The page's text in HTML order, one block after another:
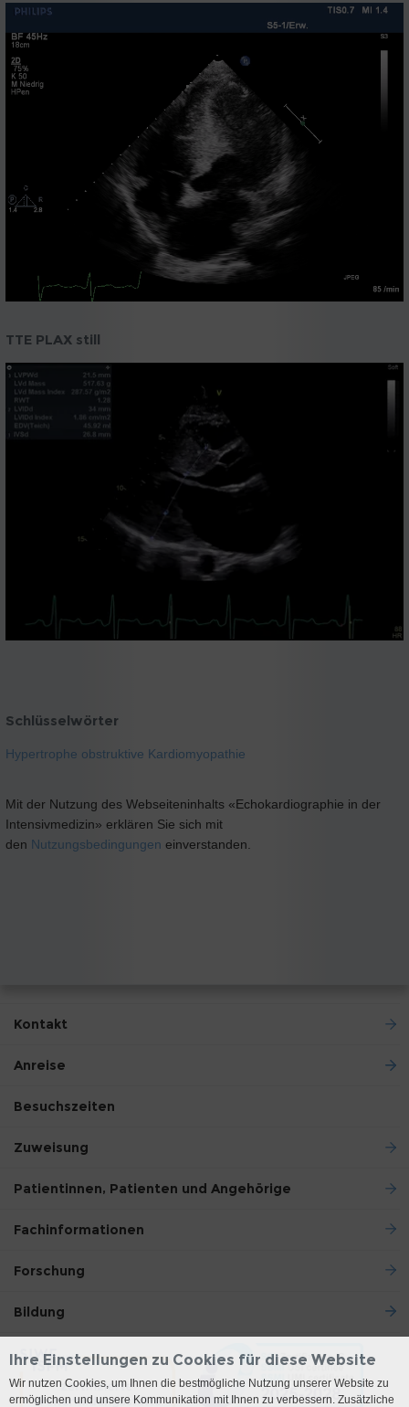
TTE PLAX still
Schlüsselwörter
Hypertrophe obstruktive Kardiomyopathie
Mit der Nutzung des Webseiteninhalts «Echokardiographie in der
Intensivmedizin» erklären Sie sich mit
den Nutzungsbedingungen einverstanden.
Kontakt
Anreise
Besuchszeiten
Zuweisung
Patientinnen, Patienten und Angehörige
Fachinformationen
Forschung
Bildung
Ihre Einstellungen zu Cookies für diese Website
Wir nutzen Cookies, um Ihnen die bestmögliche Nutzung unserer Website zu
ermöglichen und unsere Kommunikation mit Ihnen zu verbessern. Zusätzliche